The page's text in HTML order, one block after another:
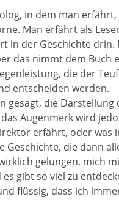
in dem man
Man erfährt als
in der Geschichte
das nimmt dem Buch
die der
entscheiden werden.
gesagt, die
Augenmerk wird
erfährt, oder was
Geschichte, die dann
gelungen, mich
gibt so viel zu
flüssig, dass ich